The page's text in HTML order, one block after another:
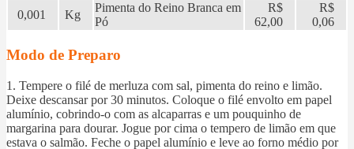
0,001
Kg
Pimenta do Reino Branca em
Pó
R$
62,00
R$
0,06
Modo de Preparo
1. Tempere o filé de merluza com sal, pimenta do reino e limão.
Deixe descansar por 30 minutos. Coloque o filé envolto em papel
alumínio, cobrindo-o com as alcaparras e um pouquinho de
margarina para dourar. Jogue por cima o tempero de limão em que
estava o salmão. Feche o papel alumínio e leve ao forno médio por